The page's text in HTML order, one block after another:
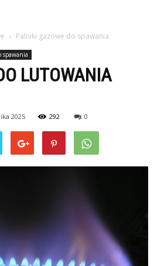
Palniki gazowe do spawania
spawania
LUTOWANIA
2025 292 0